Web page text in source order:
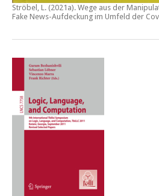
Ströbel, L. (2021a). Wege aus der
Fake News-Aufdeckung im Umfeld der